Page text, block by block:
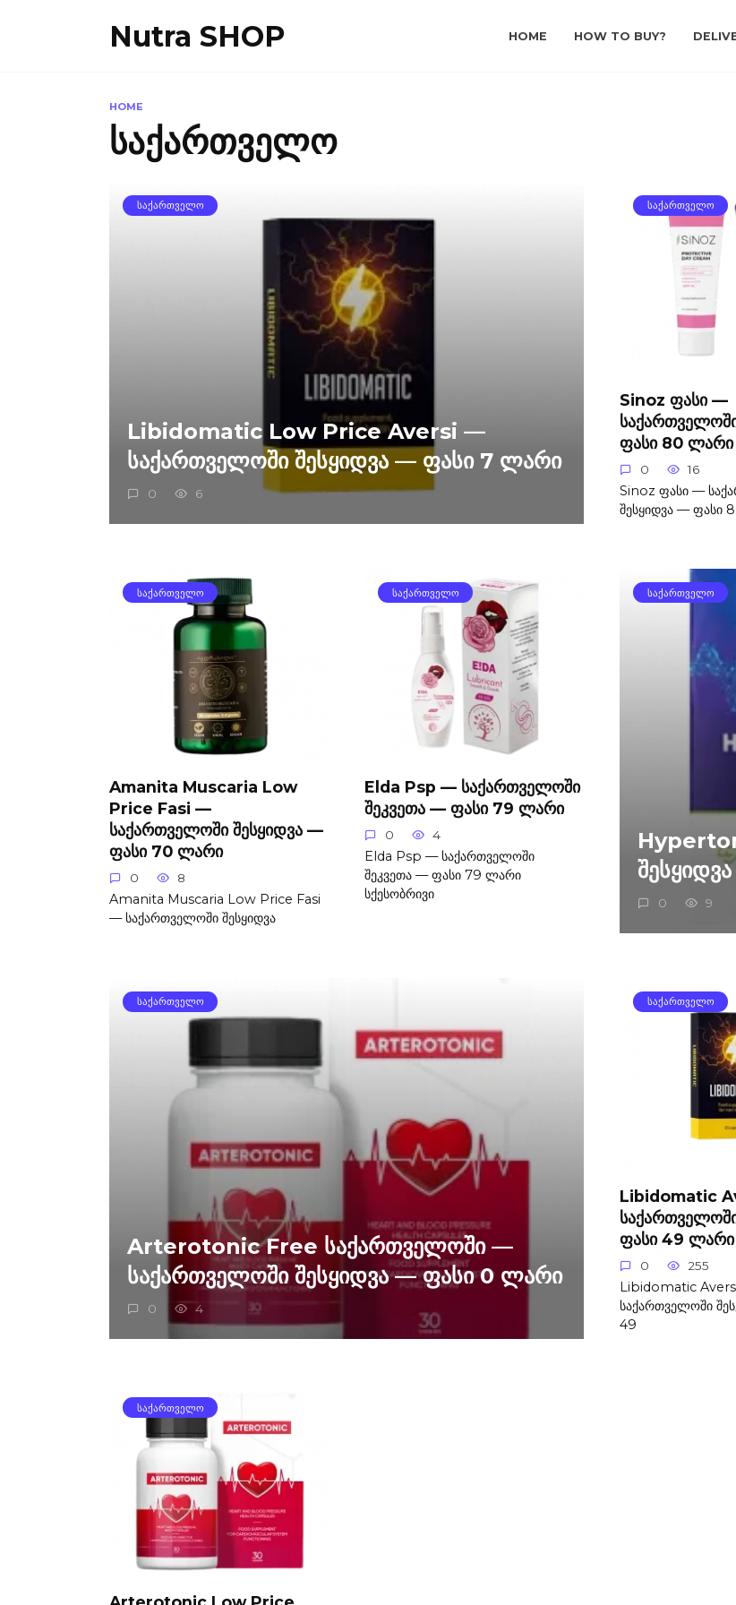
Nutra SHOP HOME HOW TO BUY?
HOME
საქართველო
ᲡᲐᲥᲐᲠᲗᲕᲔᲚᲝ
Libidomatic Low Price Aversi —
საქართველოში შესყიდვა — ფასი 7 ლარი
0 6
ᲡᲐᲥᲐᲠᲗᲕᲔᲚᲝ
Sinoz ფასი —
ფასი 80 ლარი
0 16
Sinoz ფასი —
შესყიდვა — ფასი
ᲡᲐᲥᲐᲠᲗᲕᲔᲚᲝ
Amanita Muscaria Low
Price Fasi —
საქართველოში შესყიდვა —
ფასი 70 ლარი
0 8
Amanita Muscaria Low Price Fasi
— საქართველოში შესყიდვა
ᲡᲐᲥᲐᲠᲗᲕᲔᲚᲝ
Elda Psp — საქართველოში
შეკვეთა — ფასი 79 ლარი
0 4
Elda Psp — საქართველოში
შეკვეთა — ფასი 79 ლარი
სქესობრივი
ᲡᲐᲥᲐᲠᲗᲕᲔᲚᲝ
0 9
ᲡᲐᲥᲐᲠᲗᲕᲔᲚᲝ
Arterotonic Free საქართველოში —
საქართველოში შესყიდვა — ფასი 0 ლარი
0 4
ᲡᲐᲥᲐᲠᲗᲕᲔᲚᲝ
Libidomatic
ფასი 49 ლარი
0 255
Libidomatic
საქართველოში
49
ᲡᲐᲥᲐᲠᲗᲕᲔᲚᲝ